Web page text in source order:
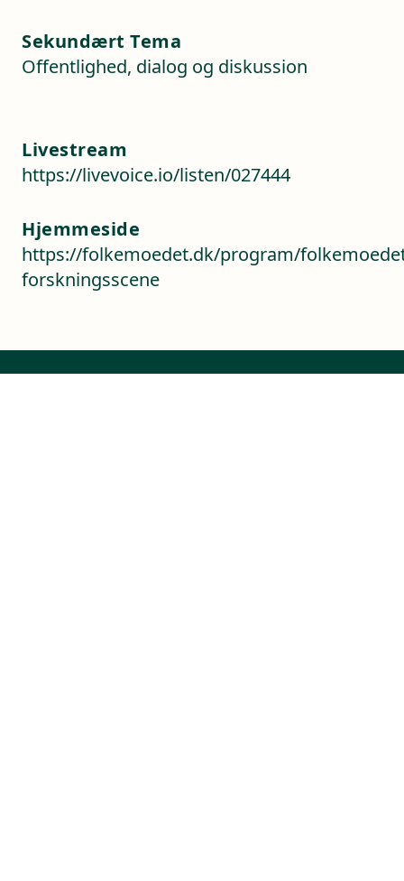
Sekundært Tema
Offentlighed, dialog og diskussion
Livestream
https://livevoice.io/listen/027444
Hjemmeside
https://folkemoedet.dk/program/
forskningsscene